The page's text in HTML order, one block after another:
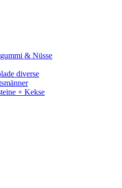
& Nüsse
diverse
+ Kekse